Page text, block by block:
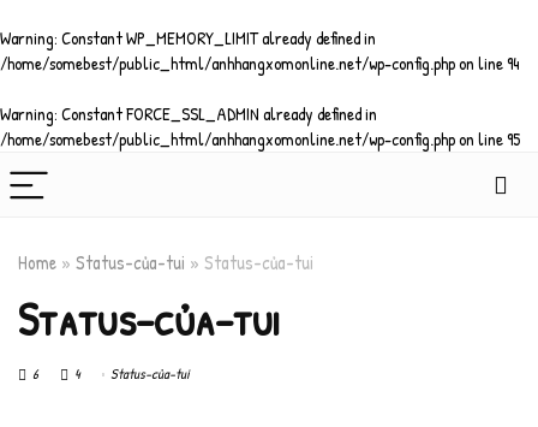
Warning: Constant WP_MEMORY_LIMIT already defined in
/home/somebest/public_html/anhhangxomonline.net/wp-config.phpon line94
Warning: Constant FORCE_SSL_ADMIN already defined in
/home/somebest/public_html/anhhangxomonline.net/wp-config.phpon line95
Home » Status-của-tui » Status-của-tui
Status-của-tui
6 4 Status-của-tui